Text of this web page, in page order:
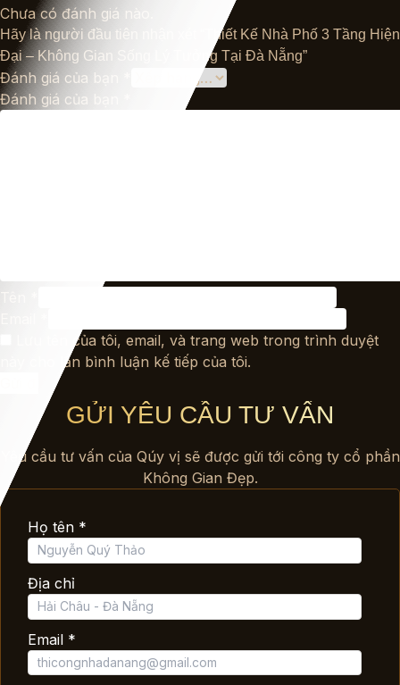
Chưa có đánh giá nào.
Hãy là người đầu tiên nhận xét “Thiết Kế Nhà Phố 3 Tầng Hiện
Đại – Không Gian Sống Lý Tưởng Tại Đà Nẵng”
Đánh giá của bạn
Đánh giá của bạn
Lưu tên của tôi, email, và trang web trong trình duyệt
này cho lần bình luận kế tiếp của tôi.
GỬI YÊU CẦU TƯ VẤN
Yêu cầu tư vấn của Qúy vị sẽ được gửi tới công ty cổ phần
Không Gian Đẹp.
Họ tên *
Địa chỉ
Email *